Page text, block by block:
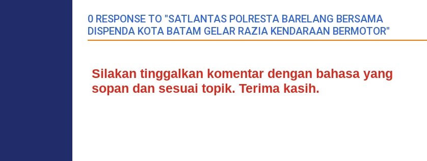
0 RESPONSE TO "SATLANTAS POLRESTA BARELANG BERSAMA
DISPENDA KOTA BATAM GELAR RAZIA KENDARAAN BERMOTOR"
Silakan tinggalkan komentar dengan bahasa yang
sopan dan sesuai topik. Terima kasih.